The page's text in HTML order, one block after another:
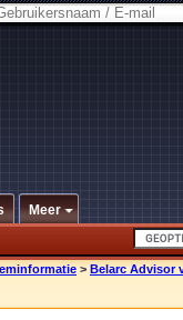
Meer
> Belarc Advisor